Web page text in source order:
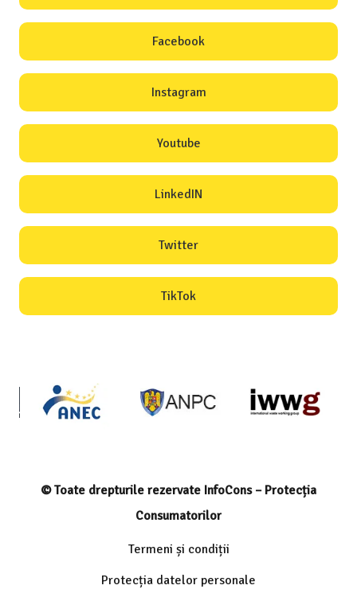
Facebook
Instagram
Youtube
LinkedIN
Twitter
TikTok
© Toate drepturile rezervate InfoCons – Protecția
Consumatorilor
Termeni și condiții
Protecția datelor personale